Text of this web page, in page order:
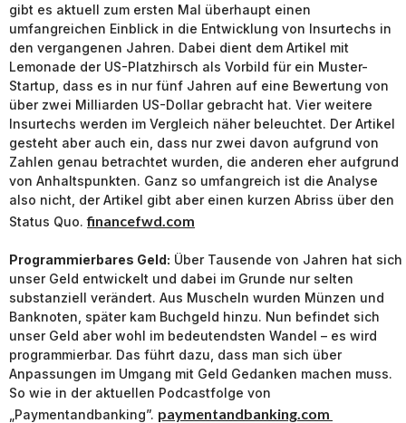
gibt es aktuell zum ersten Mal überhaupt einen
umfangreichen Einblick in die Entwicklung von Insurtechs in
den vergangenen Jahren. Dabei dient dem Artikel mit
Lemonade der US-Platzhirsch als Vorbild für ein Muster-
Startup, dass es in nur fünf Jahren auf eine Bewertung von
über zwei Milliarden US-Dollar gebracht hat. Vier weitere
Insurtechs werden im Vergleich näher beleuchtet. Der Artikel
gesteht aber auch ein, dass nur zwei davon aufgrund von
Zahlen genau betrachtet wurden, die anderen eher aufgrund
von Anhaltspunkten. Ganz so umfangreich ist die Analyse
also nicht, der Artikel gibt aber einen kurzen Abriss über den
Status Quo.financefwd.com
Programmierbares Geld: Über Tausende von Jahren hat sich
unser Geld entwickelt und dabei im Grunde nur selten
substanziell verändert. Aus Muscheln wurden Münzen und
Banknoten, später kam Buchgeld hinzu. Nun befindet sich
unser Geld aber wohl im bedeutendsten Wandel – es wird
programmierbar. Das führt dazu, dass man sich über
Anpassungen im Umgang mit Geld Gedanken machen muss.
So wie in der aktuellen Podcastfolge von
„Paymentandbanking”. paymentandbanking.com